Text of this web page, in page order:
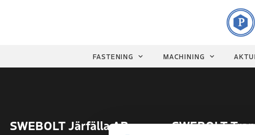
FASTENING MACHINING
SWEBOLT Järfälla AB SWEBOLT